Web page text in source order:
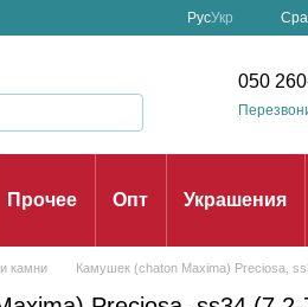
РусУкр
050
Прочее Опт Украшения
камни Камушек (chaton Maxima) Preciosa,